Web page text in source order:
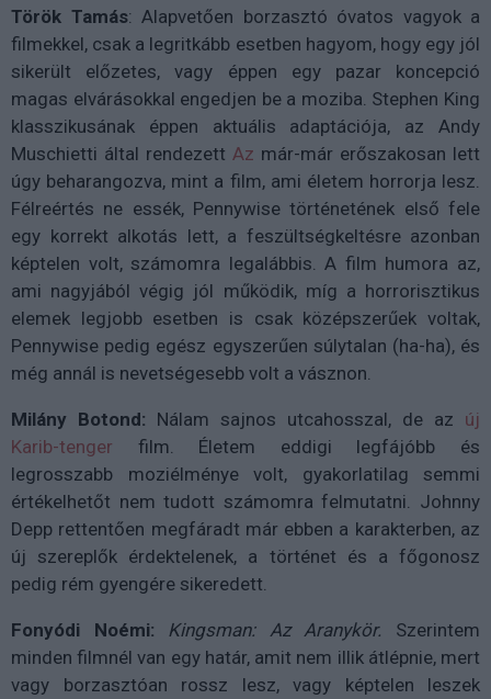
Török Tamás: Alapvetően borzasztó óvatos vagyok a
filmekkel, csak a legritkább esetben hagyom, hogy egy jól
sikerült előzetes, vagy éppen egy pazar koncepció
magas elvárásokkal engedjen be a moziba. Stephen King
klasszikusának éppen aktuális adaptációja, az Andy
Muschietti által rendezett Az már-már erőszakosan lett
úgy beharangozva, mint a film, ami életem horrorja lesz.
Félreértés ne essék, Pennywise történetének első fele
egy korrekt alkotás lett, a feszültségkeltésre azonban
képtelen volt, számomra legalábbis. A film humora az,
ami nagyjából végig jól működik, míg a horrorisztikus
elemek legjobb esetben is csak középszerűek voltak,
Pennywise pedig egész egyszerűen súlytalan (ha-ha), és
még annál is nevetségesebb volt a vásznon.
Milány Botond: Nálam sajnos utcahosszal, de az új
Karib-tenger film. Életem eddigi legfájóbb és
legrosszabb moziélménye volt, gyakorlatilag semmi
értékelhetőt nem tudott számomra felmutatni. Johnny
Depp rettentően megfáradt már ebben a karakterben, az
új szereplők érdektelenek, a történet és a főgonosz
pedig rém gyengére sikeredett.
Fonyódi Noémi: Kingsman: Az Aranykör. Szerintem
minden filmnél van egy határ, amit nem illik átlépnie, mert
vagy borzasztóan rossz lesz, vagy képtelen leszek